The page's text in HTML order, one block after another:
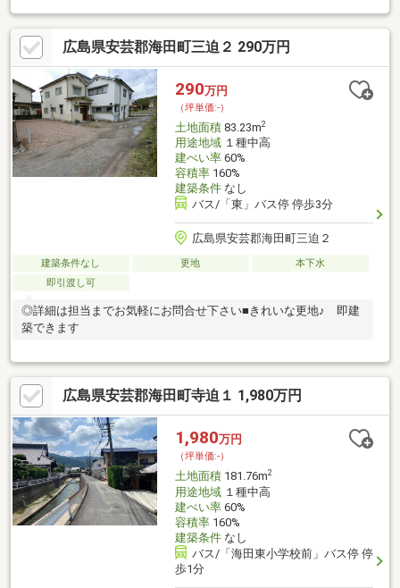
近さに、公園、スーパー、小学校が揃う子育て世代にぴったりの
住環境です●落ち着いて暮らせる閑静な住宅地、自転車移動も負
担の少ない平坦地です●東広島バイパスが開通しますます便利！
広島市、呉市、東広島市へアクセス軽快です
広島県安芸郡海田町三迫２ 290万円
290万円
（坪単価:-）
土地面積83.23m2
用途地域１種中高
建ぺい率60%
容積率160%
建築条件なし
バス/「東」バス停 停歩3分
広島県安芸郡海田町三迫２
建築条件なし 更地
本下水
即引渡し可
◎詳細は担当までお気軽にお問合せ下さい■きれいな更地♪ 即建
築できます
広島県安芸郡海田町寺迫１ 1,980万円
1,980万円
（坪単価:-）
土地面積181.76m2
用途地域１種中高
建ぺい率60%
容積率160%
建築条件なし
バス/「海田東小学校前」バス停 停
歩1分